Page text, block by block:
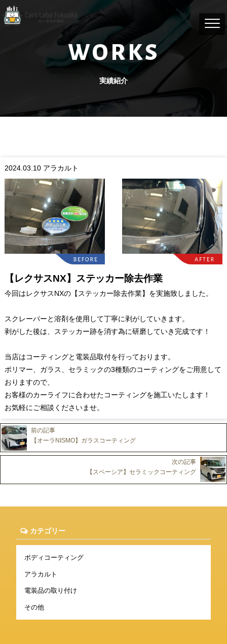
WORKS
実績紹介
2024.03.10 アラカルト
【レクサスNX】ステッカー除去作業
今回はレクサスNXの【ステッカー除去作業】を実施致しました。
スクレーパーと溶剤を使用して丁寧に剥がしていきます。
剥がした後は、ステッカー跡を消す為に研磨していき完成です！
当店はコーティングと電装品取付を行っております。
ポリマー、ガラス、セラミックの3種類のコーティングをご用意して
おりますので、
お客様のカーライフに合わせたコーティングを施工いたします！
お気軽にご相談くださいませ。
前の記事
【オーラNISMO】ガラスコーティング
次の記事
【スペーシア】セラミックコーティング
カテゴリー
ボディコーティング
アラカルト
電装品の取り付け
その他